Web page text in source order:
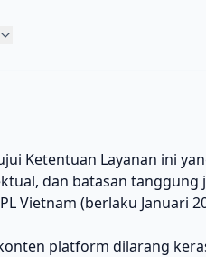
Ketentuan Layanan ini
dan batasan tanggung
Vietnam (berlaku Januari
platform dilarang